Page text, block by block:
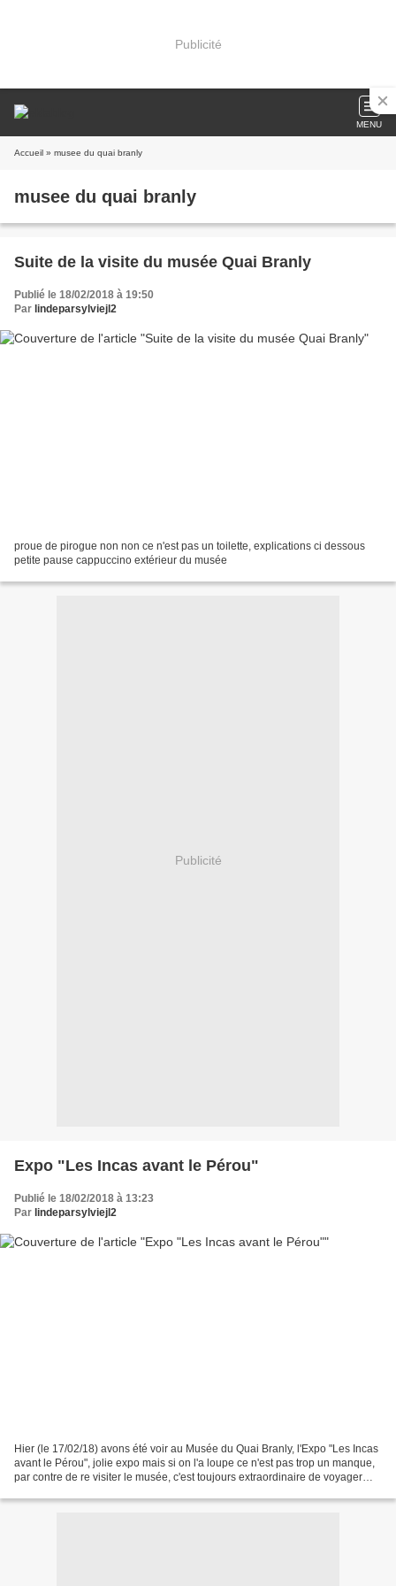
Publicité
MENU
Accueil » musee du quai branly
musee du quai branly
Suite de la visite du musée Quai Branly
Publié le 18/02/2018 à 19:50
Par lindeparsylviejl2
proue de pirogue non non ce n'est pas un toilette, explications ci dessous
petite pause cappuccino extérieur du musée
Publicité
Expo "Les Incas avant le Pérou"
Publié le 18/02/2018 à 13:23
Par lindeparsylviejl2
Hier (le 17/02/18) avons été voir au Musée du Quai Branly, l'Expo "Les Incas
avant le Pérou", jolie expo mais si on l'a loupe ce n'est pas trop un manque,
par contre de re visiter le musée, c'est toujours extraordinaire de voyager